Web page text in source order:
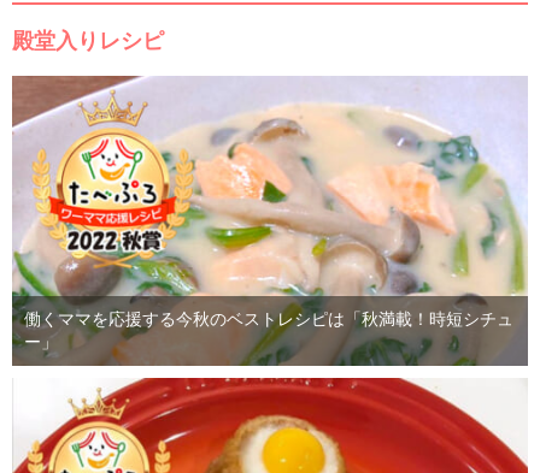
殿堂入りレシピ
働くママを応援する今秋のベストレシピは「秋満載！時短シチュ
ー」